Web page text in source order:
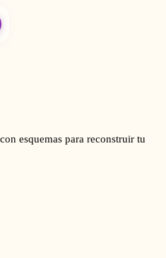
esquemas para reconstruir tu